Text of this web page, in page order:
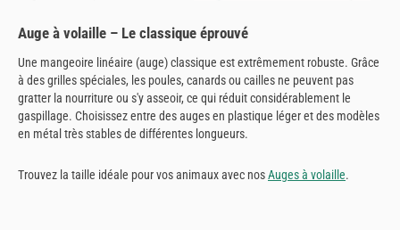
Auge à volaille – Le classique éprouvé
Une mangeoire linéaire (auge) classique est extrêmement robuste. Grâce
à des grilles spéciales, les poules, canards ou cailles ne peuvent pas
gratter la nourriture ou s'y asseoir, ce qui réduit considérablement le
gaspillage. Choisissez entre des auges en plastique léger et des modèles
en métal très stables de différentes longueurs.
Trouvez la taille idéale pour vos animaux avec nosAuges à volaille.